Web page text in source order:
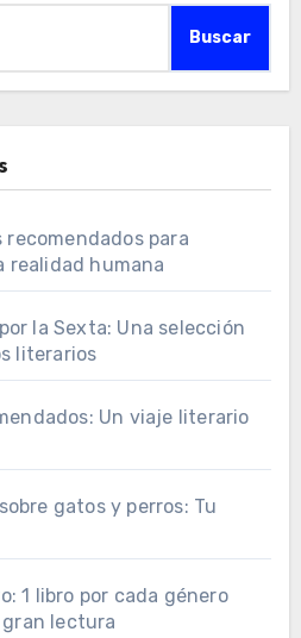
Buscar
para
realidad humana
la Sexta: Una selección
literarios
Un viaje literario
gatos y perros: Tu
1 libro por cada género
lectura